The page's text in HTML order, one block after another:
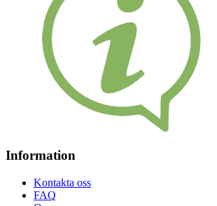
Information
Kontakta oss
FAQ